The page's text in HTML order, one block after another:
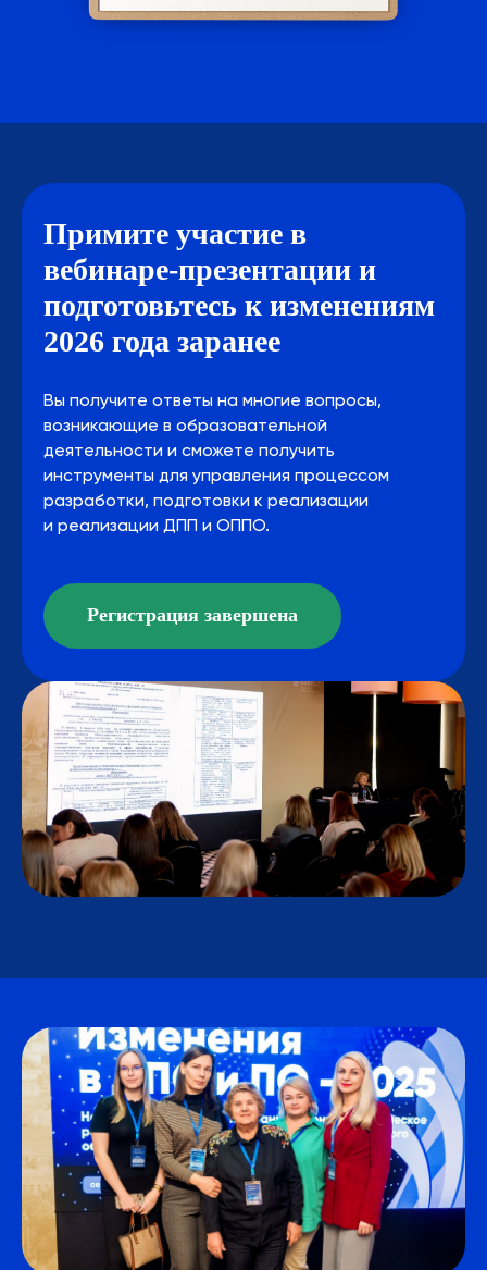
Примите участие в
вебинаре-презентации и
подготовьтесь к изменениям
2026 года заранее
Вы получите ответы на многие вопросы,
возникающие в образовательной
деятельности и сможете получить
инструменты для управления процессом
разработки, подготовки к реализации
и реализации ДПП и ОППО.
Регистрация завершена